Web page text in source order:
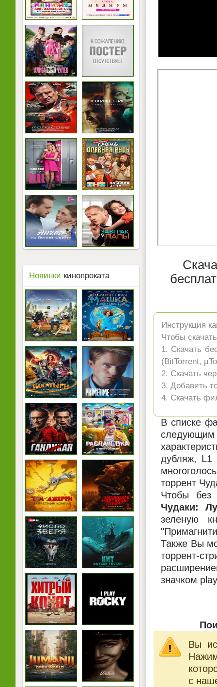
Инструкция
Чтобы
1. Скачать
(BitTorrent,
2. Скачать
3. Добавить
4. Скачать
В списке
дубляж, L1
торрент
Чтобы без
Чудаки:
зеленую
Также Вы
торрент-
значком
Вы
с
Новинки кинопроката